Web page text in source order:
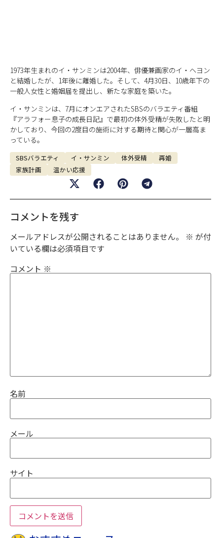
1973年生まれのイ・サンミンは2004年、俳優兼画家のイ・ヘヨン
と結婚したが、1年後に離婚した。そして、4月30日、10歳年下の
一般人女性と婚姻届を提出し、新たな家庭を築いた。
イ・サンミンは、7月にオンエアされたSBSのバラエティ番組
『アラフォー息子の成長日記』で最初の体外受精が失敗したと明
かしており、今回の2度目の施術に対する期待と関心が一層高ま
っている。
SBSバラエティ イ・サンミン 体外受精
再婚
家族計画
温かい応援
コメントを残す
メールアドレスが公開されることはありません。 ※ が付
いている欄は必須項目です
コメント ※
名前
メール
サイト